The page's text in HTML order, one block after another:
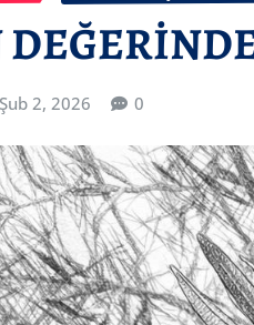
Şub 2, 2026 0